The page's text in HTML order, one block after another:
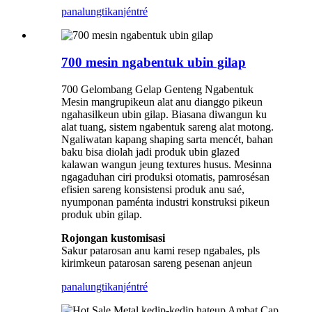
panalungtikanjéntré
700 mesin ngabentuk ubin gilap
700 Gelombang Gelap Genteng Ngabentuk
Mesin mangrupikeun alat anu dianggo pikeun
ngahasilkeun ubin gilap. Biasana diwangun ku
alat tuang, sistem ngabentuk sareng alat motong.
Ngaliwatan kapang shaping sarta mencét, bahan
baku bisa diolah jadi produk ubin glazed
kalawan wangun jeung textures husus. Mesinna
ngagaduhan ciri produksi otomatis, pamrosésan
efisien sareng konsistensi produk anu saé,
nyumponan paménta industri konstruksi pikeun
produk ubin gilap.
Rojongan kustomisasi
Sakur patarosan anu kami resep ngabales, pls
kirimkeun patarosan sareng pesenan anjeun
panalungtikanjéntré